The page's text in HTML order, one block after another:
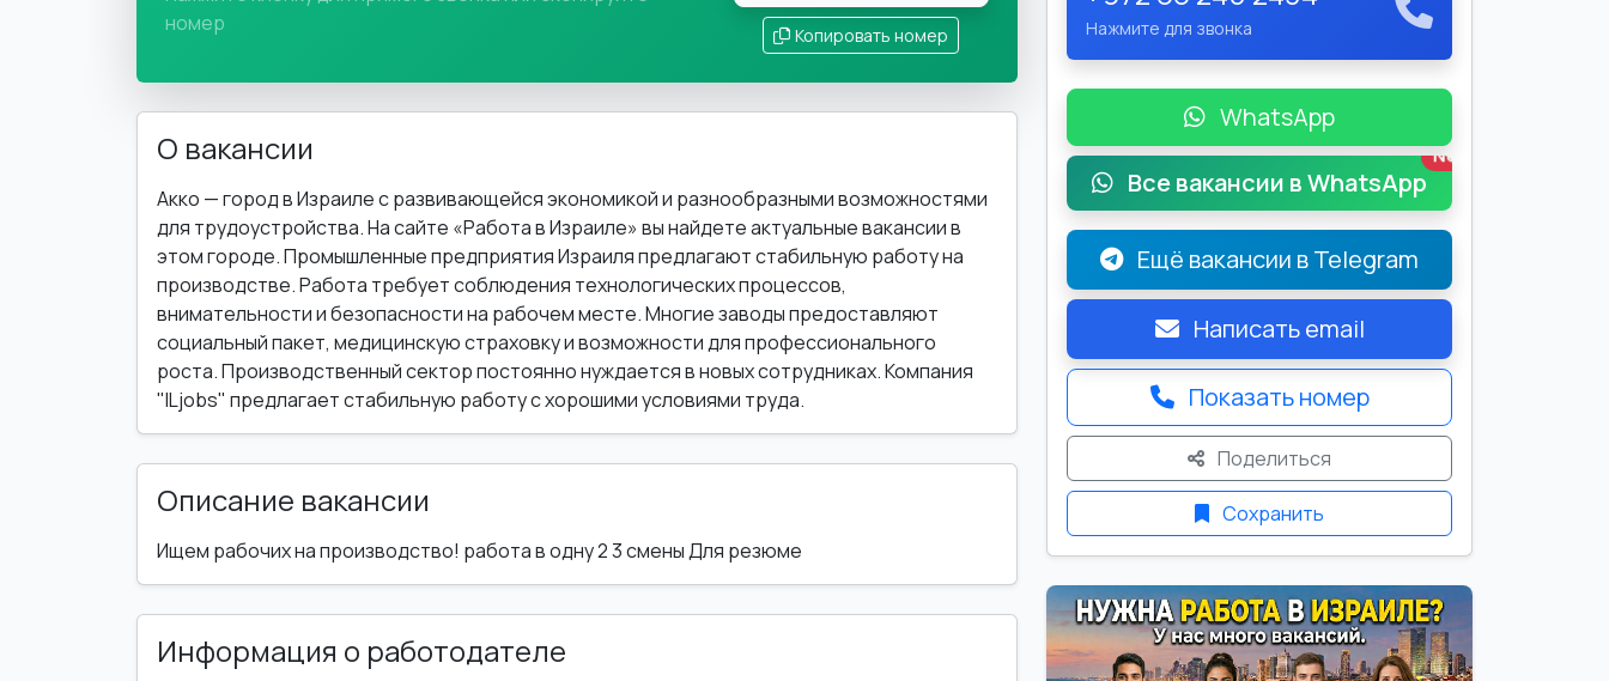
номер
Копировать номер
О вакансии
Акко — город в Израиле с развивающейся экономикой и разнообразными возможностями
для трудоустройства. На сайте «Работа в Израиле» вы найдете актуальные вакансии в
этом городе. Промышленные предприятия Израиля предлагают стабильную работу на
производстве. Работа требует соблюдения технологических процессов,
внимательности и безопасности на рабочем месте. Многие заводы предоставляют
социальный пакет, медицинскую страховку и возможности для профессионального
роста. Производственный сектор постоянно нуждается в новых сотрудниках. Компания
"ILjobs" предлагает стабильную работу с хорошими условиями труда.
Описание вакансии
Ищем рабочих на производство! работа в одну 2 3 смены Для резюме
Информация о работодателе
Нажмите для звонка
WhatsApp
Все вакансии в WhatsApp
New
Ещё вакансии в Telegram
Написать email
Показать номер
Поделиться
Сохранить